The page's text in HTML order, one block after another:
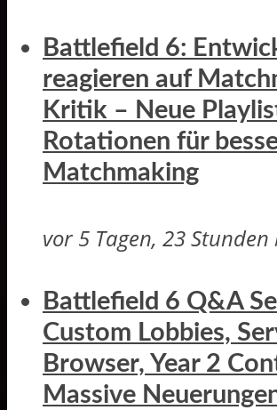
Battlefield 6:
reagieren auf
Kritik – Neue
Rotationen für
Matchmaking
vor 5 Tagen, 23 Stunden
Battlefield 6 Q&A
Custom Lobbies,
Browser, Year 2
Massive